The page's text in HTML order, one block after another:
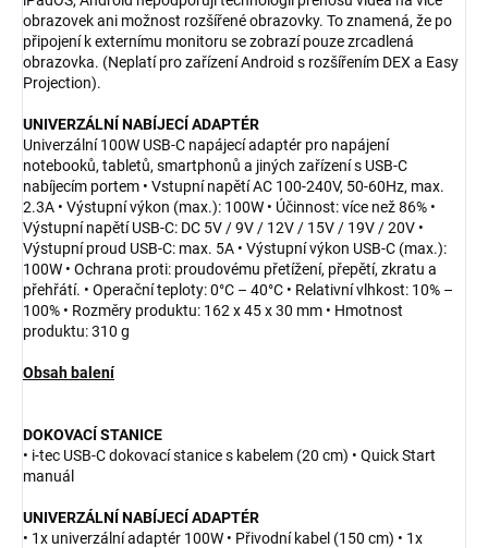
obrazovek ani možnost rozšířené obrazovky. To znamená, že po
připojení k externímu monitoru se zobrazí pouze zrcadlená
obrazovka. (Neplatí pro zařízení Android s rozšířením DEX a Easy
Projection).
UNIVERZÁLNÍ NABÍJECÍ ADAPTÉR
Univerzální 100W USB-C napájecí adaptér pro napájení
notebooků, tabletů, smartphonů a jiných zařízení s USB-C
nabíjecím portem • Vstupní napětí AC 100-240V, 50-60Hz, max.
2.3A • Výstupní výkon (max.): 100W • Účinnost: více než 86% •
Výstupní napětí USB-C: DC 5V / 9V / 12V / 15V / 19V / 20V •
Výstupní proud USB-C: max. 5A • Výstupní výkon USB-C (max.):
100W • Ochrana proti: proudovému přetížení, přepětí, zkratu a
přehřátí. • Operační teploty: 0°C – 40°C • Relativní vlhkost: 10% –
100% • Rozměry produktu: 162 x 45 x 30 mm • Hmotnost
produktu: 310 g
Obsah balení
DOKOVACÍ STANICE
• i-tec USB-C dokovací stanice s kabelem (20 cm) • Quick Start
manuál
UNIVERZÁLNÍ NABÍJECÍ ADAPTÉR
• 1x univerzální adaptér 100W • Přivodní kabel (150 cm) • 1x